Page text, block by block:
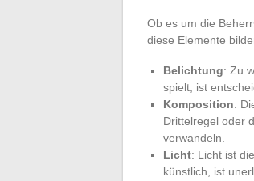
Ob es um die
diese Elemente
Belichtung: Zu
spielt, ist
Komposition:
Drittelregel oder
verwandeln.
Licht: Licht ist
künstlich, ist